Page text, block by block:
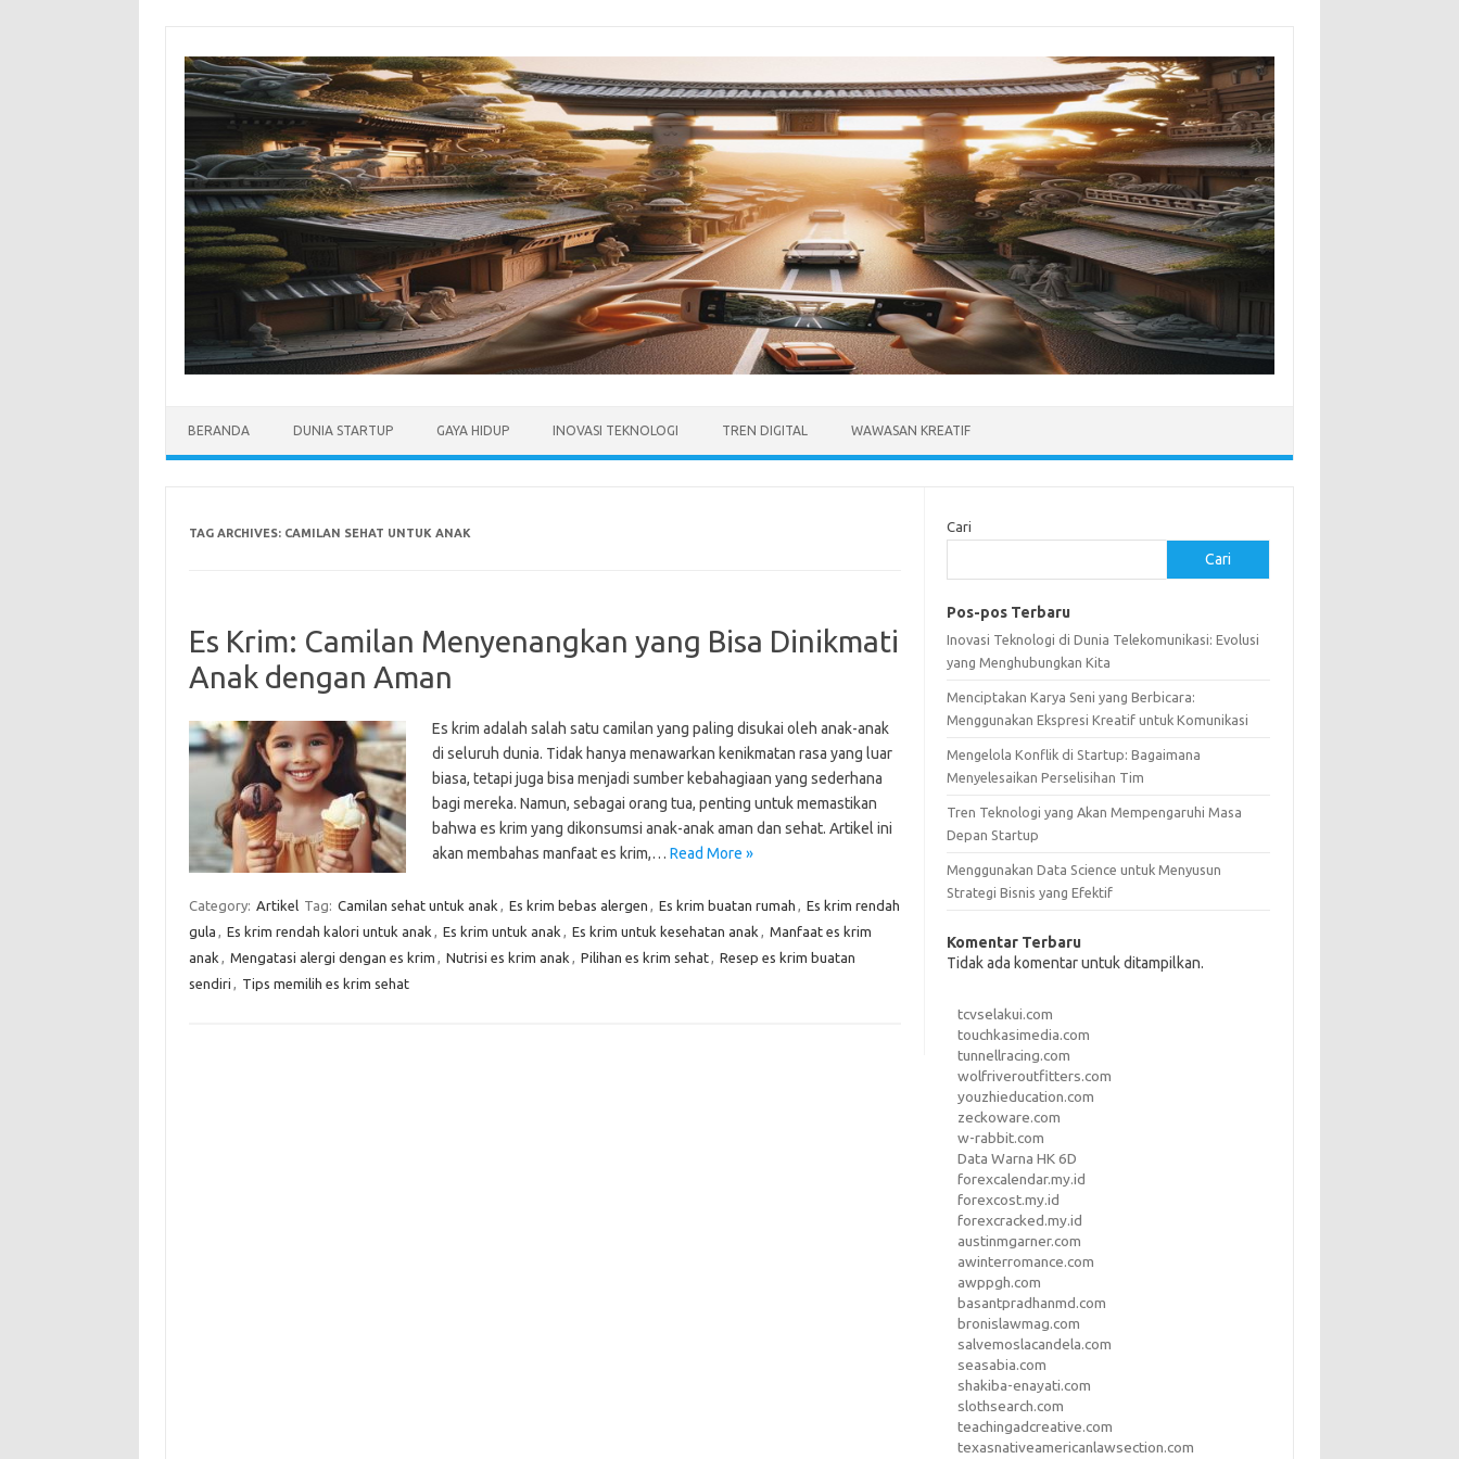
content
BERANDA DUNIA STARTUP GAYA HIDUP INOVASI TEKNOLOGI TREN DIGITAL WAWASAN KREATIF
TAG ARCHIVES: CAMILAN SEHAT UNTUK ANAK
Es Krim: Camilan Menyenangkan yang Bisa Dinikmati
Anak dengan Aman
Es krim adalah salah satu camilan yang paling disukai oleh anak-anak
di seluruh dunia. Tidak hanya menawarkan kenikmatan rasa yang luar
biasa, tetapi juga bisa menjadi sumber kebahagiaan yang sederhana
bagi mereka. Namun, sebagai orang tua, penting untuk memastikan
bahwa es krim yang dikonsumsi anak-anak aman dan sehat. Artikel ini
akan membahas manfaat es krim,… Read More »
Category: Artikel Tag: Camilan sehat untuk anak , Es krim bebas alergen , Es krim buatan rumah , Es krim rendah
gula , Es krim rendah kalori untuk anak , Es krim untuk anak , Es krim untuk kesehatan anak , Manfaat es krim
anak , Mengatasi alergi dengan es krim , Nutrisi es krim anak , Pilihan es krim sehat, Resep es krim buatan
sendiri , Tips memilih es krim sehat
Cari
Cari
Pos-pos Terbaru
Inovasi Teknologi di Dunia Telekomunikasi: Evolusi
yang Menghubungkan Kita
Menciptakan Karya Seni yang Berbicara:
Menggunakan Ekspresi Kreatif untuk Komunikasi
Mengelola Konflik di Startup: Bagaimana
Menyelesaikan Perselisihan Tim
Tren Teknologi yang Akan Mempengaruhi Masa
Depan Startup
Menggunakan Data Science untuk Menyusun
Strategi Bisnis yang Efektif
Komentar Terbaru
Tidak ada komentar untuk ditampilkan.
tcvselakui.com
touchkasimedia.com
tunnellracing.com
wolfriveroutfitters.com
youzhieducation.com
zeckoware.com
w-rabbit.com
Data Warna HK 6D
forexcalendar.my.id
forexcost.my.id
forexcracked.my.id
austinmgarner.com
awinterromance.com
awppgh.com
basantpradhanmd.com
bronislawmag.com
salvemoslacandela.com
seasabia.com
shakiba-enayati.com
slothsearch.com
teachingadcreative.com
texasnativeamericanlawsection.com